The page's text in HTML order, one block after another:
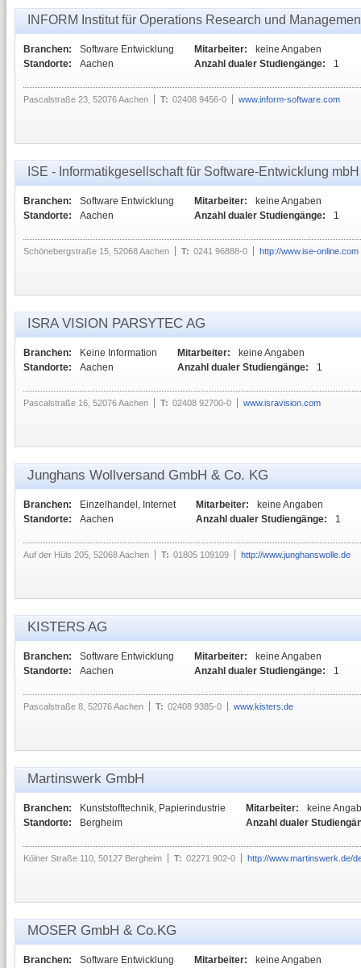
INFORM Institut für Operations Research und
Branchen:
Software Entwicklung
Standorte:
Aachen
Mitarbeiter:
keine Angaben
Anzahl dualer Studiengänge:
1
Pascalstraße 23, 52076 Aachen T: 02408 9456-0 www.inform-software.com
ISE - Informatikgesellschaft für Software-Entwicklung mbH
Branchen:
Software Entwicklung
Standorte:
Aachen
Mitarbeiter:
keine Angaben
Anzahl dualer Studiengänge:
1
Schönebergstraße 15, 52068 Aachen T: 0241 96888-0 http://www.ise-online.com
ISRA VISION PARSYTEC AG
Branchen:
Keine Information
Standorte:
Aachen
Mitarbeiter:
keine Angaben
Anzahl dualer Studiengänge:
1
Pascalstraße 16, 52076 Aachen T: 02408 92700-0 www.isravision.com
Junghans Wollversand GmbH & Co. KG
Branchen:
Einzelhandel, Internet
Standorte:
Aachen
Mitarbeiter:
keine Angaben
Anzahl dualer Studiengänge:
1
Auf der Hüls 205, 52068 Aachen T: 01805 109109 http://www.junghanswolle.de
KISTERS AG
Branchen:
Software Entwicklung
Standorte:
Aachen
Mitarbeiter:
keine Angaben
Anzahl dualer Studiengänge:
1
Pascalstraße 8, 52076 Aachen T: 02408 9385-0 www.kisters.de
Martinswerk GmbH
Branchen:
Kunststofftechnik, Papierindustrie
Standorte:
Bergheim
Mitarbeiter:
keine
Anzahl dualer
Kölner Straße 110, 50127 Bergheim T: 02271 902-0 http://www.martinswerk.de/
MOSER GmbH & Co.KG
Branchen:
Software Entwicklung
Mitarbeiter:
keine Angaben